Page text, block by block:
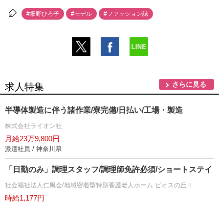
#畑野ひろ子 #モデル #ファッション誌
求人特集 さらに見る
半導体製造に伴う諸作業/寮完備/日払い/工場・製造
株式会社ライオン社
月給23万9,800円
派遣社員 / 神奈川県
「日勤のみ」調理スタッフ/調理師免許必須/ショートステイ
社会福祉法人仁風会/地域密着型特別養護老人ホーム ビオスの丘Ⅱ
時給1,177円